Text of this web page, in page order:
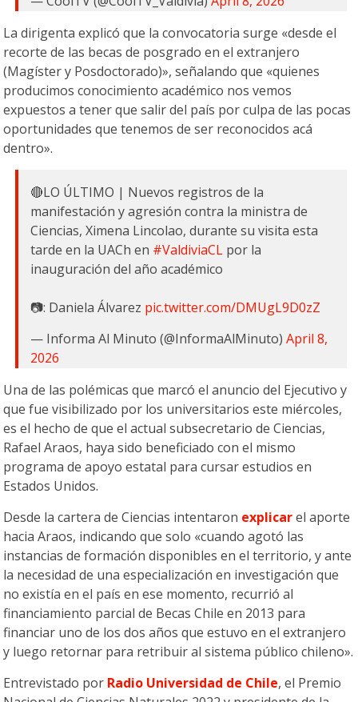
La dirigenta explicó que la convocatoria surge «desde el
recorte de las becas de posgrado en el extranjero
(Magíster y Posdoctorado)», señalando que «quienes
producimos conocimiento académico nos vemos
expuestos a tener que salir del país por culpa de las pocas
oportunidades que tenemos de ser reconocidos acá
dentro».
🔴LO ÚLTIMO | Nuevos registros de la
manifestación y agresión contra la ministra de
Ciencias, Ximena Lincolao, durante su visita esta
tarde en la UACh en #ValdiviaCL por la
inauguración del año académico
📷: Daniela Álvarez pic.twitter.com/DMUgL9D0zZ
— Informa Al Minuto (@InformaAlMinuto)April 8,
2026
Una de las polémicas que marcó el anuncio del Ejecutivo y
que fue visibilizado por los universitarios este miércoles,
es el hecho de que el actual subsecretario de Ciencias,
Rafael Araos, haya sido beneficiado con el mismo
programa de apoyo estatal para cursar estudios en
Estados Unidos.
Desde la cartera de Ciencias intentaron explicarel aporte
hacia Araos, indicando que solo «cuando agotó las
instancias de formación disponibles en el territorio, y ante
la necesidad de una especialización en investigación que
no existía en el país en ese momento, recurrió al
financiamiento parcial de Becas Chile en 2013 para
financiar uno de los dos años que estuvo en el extranjero
y luego retornar para retribuir al sistema público chileno».
Entrevistado por Radio Universidad de Chile, el Premio